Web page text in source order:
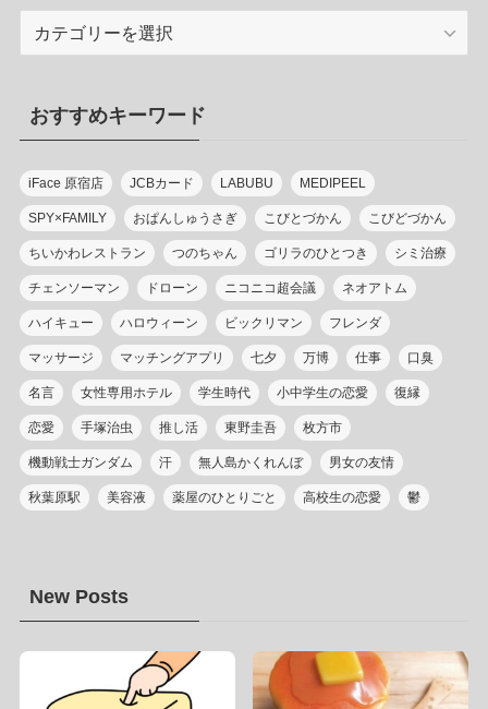
リ
ー
おすすめキーワード
iFace 原宿店 JCBカード LABUBU MEDIPEEL
SPY×FAMILY おぱんしゅうさぎ こびとづかん こびどづかん
ちいかわレストラン つのちゃん ゴリラのひとつき シミ治療
チェンソーマン ドローン ニコニコ超会議 ネオアトム
ハイキュー ハロウィーン ビックリマン フレンダ
マッサージ マッチングアプリ 七夕 万博 仕事 口臭
名言 女性専用ホテル 学生時代 小中学生の恋愛 復縁
恋愛 手塚治虫 推し活 東野圭吾 枚方市
機動戦士ガンダム 汗 無人島かくれんぼ 男女の友情
秋葉原駅 美容液 薬屋のひとりごと 高校生の恋愛 鬱
New Posts